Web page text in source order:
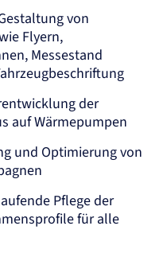
von
Flyern,
Messestand
der
auf Wärmepumpen
und Optimierung von
Pflege der
für alle